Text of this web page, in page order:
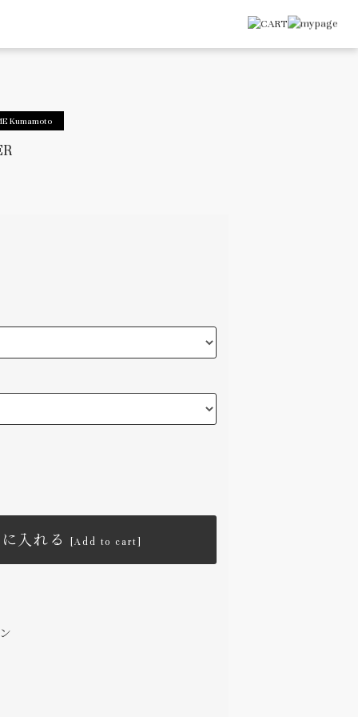
Kumamoto
入れる [Add to cart]